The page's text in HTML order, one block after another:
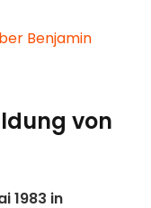
Benjamin
von
1983 in